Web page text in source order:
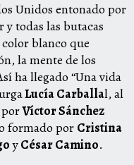
Unidos entonado por
y todas las butacas
blanco que
la mente de los
ha llegado “Una vida
Lucía Carballal, al
porVíctor Sánchez
formado por Cristina
yCésar Camino.